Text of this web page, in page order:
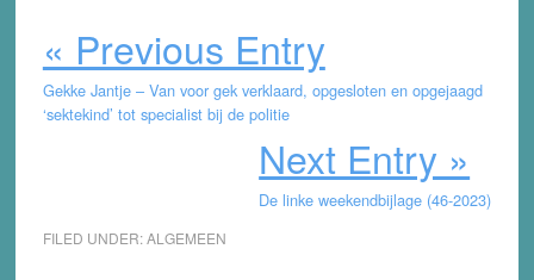
« Previous Entry
Gekke Jantje – Van voor gek verklaard, opgesloten en opgejaagd
‘sektekind’ tot specialist bij de politie
Next Entry »
De linke weekendbijlage (46-2023)
FILED UNDER:ALGEMEEN